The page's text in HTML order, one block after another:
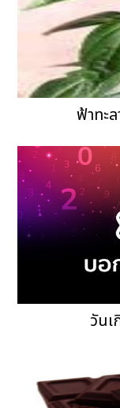
ฟ้าทะ
วัน